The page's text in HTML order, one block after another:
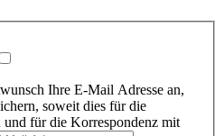
Ihre E-Mail Adresse an,
soweit dies für die
für die Korrespondenz mit